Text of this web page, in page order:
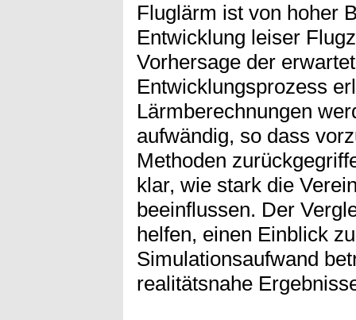
Fluglärm ist von hoher
Entwicklung leiser
Vorhersage der
Entwicklungsprozess
Lärmberechnungen
aufwändig, so dass
Methoden
klar, wie stark die
beeinflussen. Der
helfen, einen Einblick
Simulationsaufwand
realitätsnahe